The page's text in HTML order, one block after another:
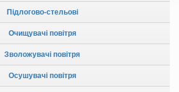
Підлогово-стельові
Очищувачі повітря
Зволожувачі повітря
Осушувачі повітря